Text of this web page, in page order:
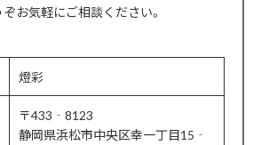
ぞお気軽にご相談ください。
燈彩
〒433‐8123
静岡県浜松市中央区幸一丁目15‐